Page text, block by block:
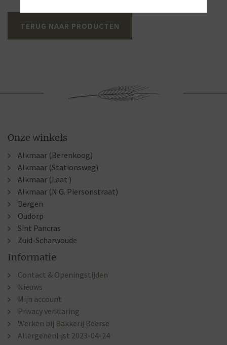
TERUG NAAR PRODUCTEN
Onze winkels
Alkmaar (Berenkoog)
Alkmaar (Stationsweg)
Alkmaar (Laat )
Alkmaar (N.G. Piersonstraat)
Bergen
Oudorp
Sint Pancras
Zuid-Scharwoude
Informatie
Contact & Openingstijden
Nieuws
Mijn account
Privacy verklaring
Werken bij Bakkerij Beerse
Allergenenlijst 2023-04-24